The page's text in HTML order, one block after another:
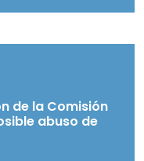
de la Comisión
abuso de